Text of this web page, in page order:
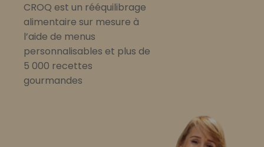
CROQ est un rééquilibrage
alimentaire sur mesure à
l’aide de menus
personnalisables et plus de
5 000 recettes
gourmandes